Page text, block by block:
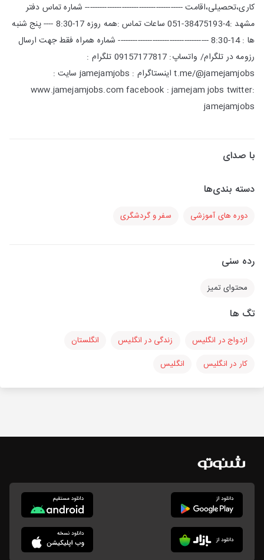
کاری،تحصیلی،اقامت ---------------------------------------- شماره تماس دفتر
مشهد :️4-38475193-051 ساعات تماس :همه روزه 17-8:30 ---- پنج شنبه
ها : 14-8:30 ------------------------------------- شماره همراه فقط جهت ارسال
رزومه در تلگرام/ واتساپ: 09157177817 تلگرام :
t.me/@jamejamjobs اینستاگرام : jamejamjobs سایت :
www.jamejamjobs.com facebook : jamejam jobs twitter:
jamejamjobs
با صدای
دسته بندی‌ها
دوره های آموزشی سفر و گردشگری
رده سنی
محتوای تمیز
تگ ها
ازدواج در انگلیس زندگی در انگلیس
انگلستان
کار در انگلیس
انگلیس